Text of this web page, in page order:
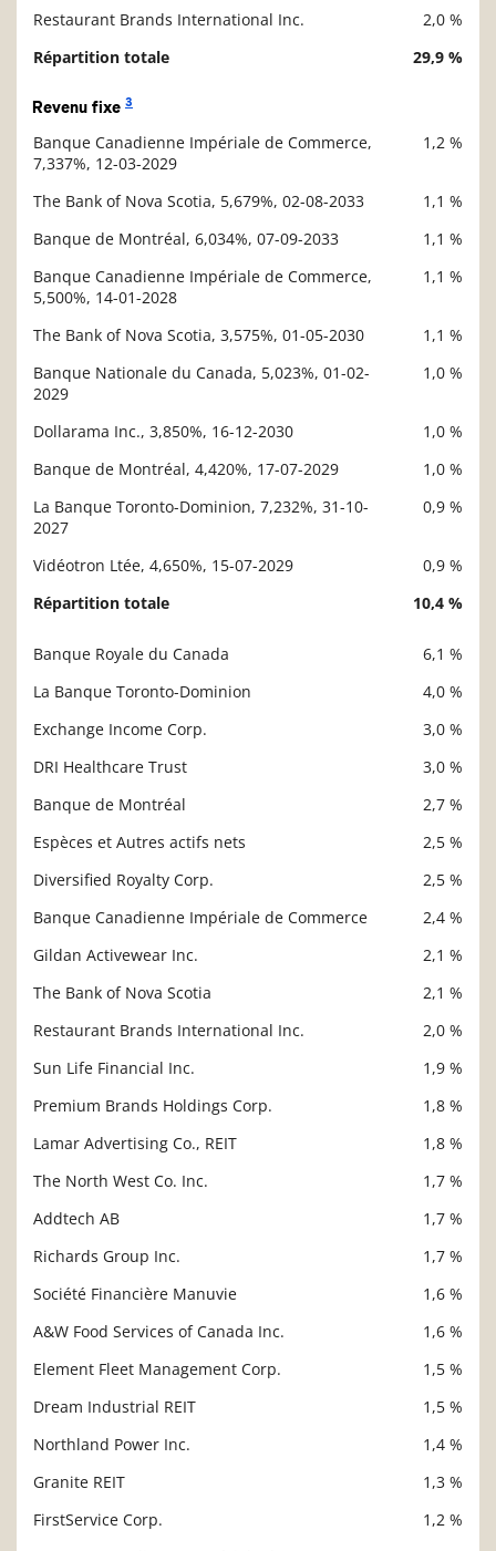
Restaurant Brands International Inc.
2,0 %
Répartition totale
29,9 %
Revenu fixe 3
DescriptionValeur liquidative
Banque Canadienne Impériale de Commerce,
7,337%, 12-03-2029
1,2 %
The Bank of Nova Scotia, 5,679%, 02-08-2033
1,1 %
Banque de Montréal, 6,034%, 07-09-2033
1,1 %
Banque Canadienne Impériale de Commerce,
5,500%, 14-01-2028
1,1 %
The Bank of Nova Scotia, 3,575%, 01-05-2030
1,1 %
Banque Nationale du Canada, 5,023%, 01-02-
2029
1,0 %
Dollarama Inc., 3,850%, 16-12-2030
1,0 %
Banque de Montréal, 4,420%, 17-07-2029
1,0 %
La Banque Toronto-Dominion, 7,232%, 31-10-
2027
0,9 %
Vidéotron Ltée, 4,650%, 15-07-2029
0,9 %
Répartition totale
10,4 %
Banque Royale du Canada
6,1 %
La Banque Toronto-Dominion
4,0 %
Exchange Income Corp.
3,0 %
DRI Healthcare Trust
3,0 %
Banque de Montréal
2,7 %
Espèces et Autres actifs nets
2,5 %
Diversified Royalty Corp.
2,5 %
Banque Canadienne Impériale de Commerce
2,4 %
Gildan Activewear Inc.
2,1 %
The Bank of Nova Scotia
2,1 %
Restaurant Brands International Inc.
2,0 %
Sun Life Financial Inc.
1,9 %
Premium Brands Holdings Corp.
1,8 %
Lamar Advertising Co., REIT
1,8 %
The North West Co. Inc.
1,7 %
Addtech AB
1,7 %
Richards Group Inc.
1,7 %
Société Financière Manuvie
1,6 %
A&W Food Services of Canada Inc.
1,6 %
Element Fleet Management Corp.
1,5 %
Dream Industrial REIT
1,5 %
Northland Power Inc.
1,4 %
Granite REIT
1,3 %
FirstService Corp.
1,2 %